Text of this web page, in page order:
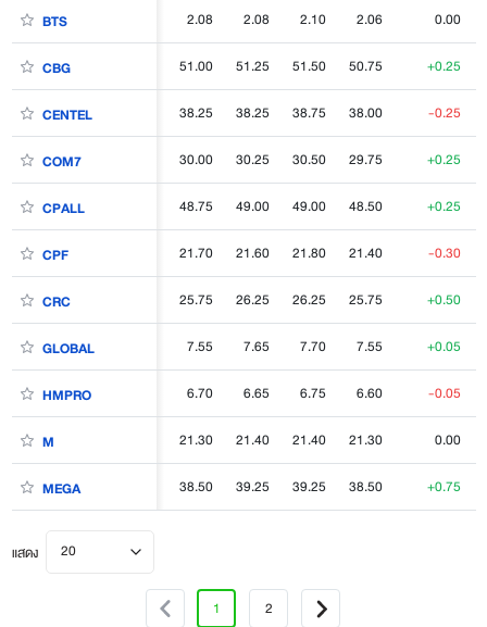
BTS 2.08 2.08 2.10 2.06 0.00
CBG 51.00 51.25 51.50 50.75 +0.25
CENTEL 38.25 38.25 38.75 38.00 -0.25
COM7 30.00 30.25 30.50 29.75 +0.25
CPALL 48.75 49.00 49.00 48.50 +0.25
CPF 21.70 21.60 21.80 21.40 -0.30
CRC 25.75 26.25 26.25 25.75 +0.50
GLOBAL 7.55 7.65 7.70 7.55 +0.05
HMPRO 6.70 6.65 6.75 6.60 -0.05
M 21.30 21.40 21.40 21.30 0.00
MEGA 38.50 39.25 39.25 38.50 +0.75
แสดง 20
1 2